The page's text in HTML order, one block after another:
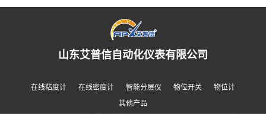
山东艾普信自动化仪表有限公司
在线粘度计 在线密度计 智能分层仪 物位开关
物位计
其他产品